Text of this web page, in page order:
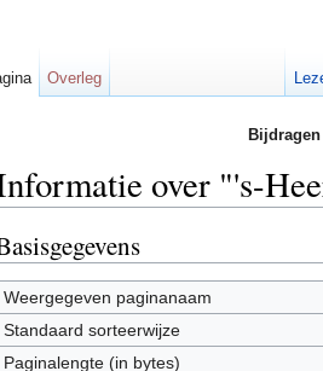
over "'s-
Weergegeven paginanaam
Standaard sorteerwijze
Paginalengte (in bytes)
Overleg